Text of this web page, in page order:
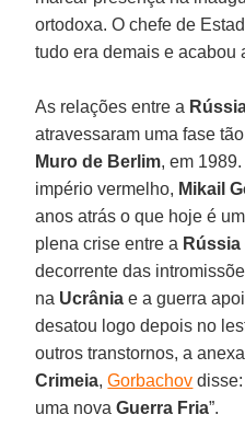
ortodoxa. O chefe de
tudo era demais e acabou
As relações entre a
atravessaram uma fase
Muro de Berlim, em
império vermelho, Mikail
anos atrás o que hoje é
plena crise entre a Rússia
decorrente das
na Ucrânia e a guerra
desatou logo depois no
outros transtornos, a
Crimeia,Gorbachov
uma novaGuerra Fria”.